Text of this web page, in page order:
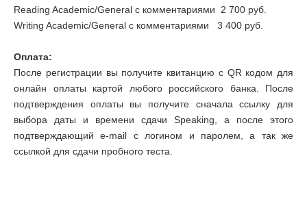
Reading Academic/General с комментариями 2 700 руб.
Writing Academic/General с комментариями 3 400 руб.
Оплата:
После регистрации вы получите квитанцию с QR кодом для
онлайн оплаты картой любого российского банка. После
подтверждения оплаты вы получите сначала ссылку для
выбора даты и времени сдачи Speaking, а после этого
подтверждающий e-mail с логином и паролем, а так же
ссылкой для сдачи пробного теста.